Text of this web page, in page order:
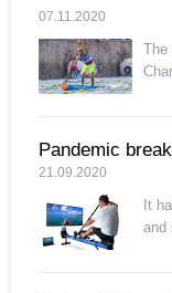
07.11.2020
The
Pandemic
21.09.2020
It
and